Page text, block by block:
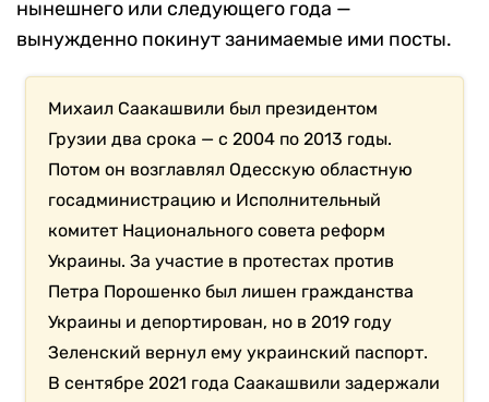
нынешнего или следующего года —
вынужденно покинут занимаемые ими посты.
Михаил Саакашвили был президентом
Грузии два срока — с 2004 по 2013 годы.
Потом он возглавлял Одесскую областную
госадминистрацию и Исполнительный
комитет Национального совета реформ
Украины. За участие в протестах против
Петра Порошенко был лишен гражданства
Украины и депортирован, но в 2019 году
Зеленский вернул ему украинский паспорт.
В сентябре 2021 года Саакашвили задержали